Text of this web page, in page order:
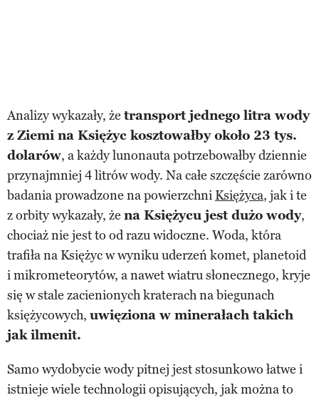
Analizy wykazały, że transport jednego litra wody
z Ziemi na Księżyc kosztowałby około 23 tys.
dolarów, a każdy lunonauta potrzebowałby dziennie
przynajmniej 4 litrów wody. Na całe szczęście zarówno
badania prowadzone na powierzchni Księżyca, jak i te
z orbity wykazały, że na Księżycu jest dużo wody,
chociaż nie jest to od razu widoczne. Woda, która
trafiła na Księżyc w wyniku uderzeń komet, planetoid
i mikrometeorytów, a nawet wiatru słonecznego, kryje
się w stale zacienionych kraterach na biegunach
księżycowych, uwięziona w minerałach takich
jak ilmenit.
Samo wydobycie wody pitnej jest stosunkowo łatwe i
istnieje wiele technologii opisujących, jak można to